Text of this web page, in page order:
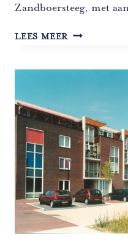
Zandboersteeg, met
LEES MEER HOUSE